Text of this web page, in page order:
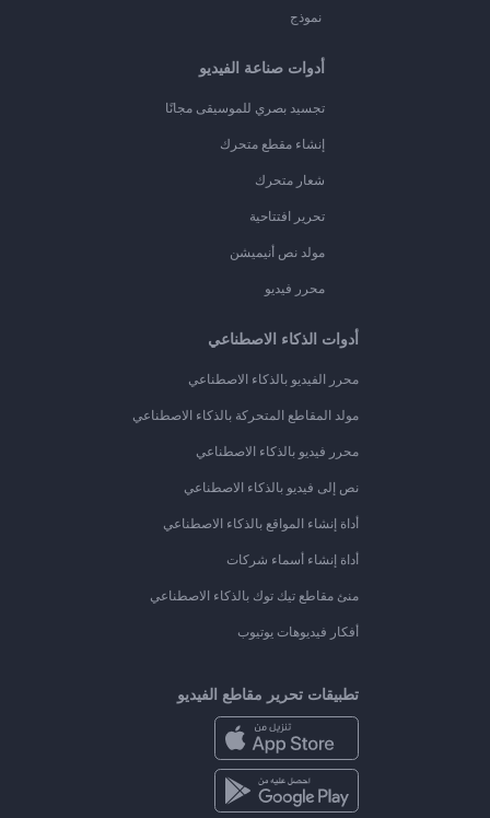
نموذج
أدوات صناعة الفيديو
تجسيد بصري للموسيقى مجانًا
إنشاء مقطع متحرك
شعار متحرك
تحرير افتتاحية
مولد نص أنيميشن
محرر فيديو
أدوات الذكاء الاصطناعي
محرر الفيديو بالذكاء الاصطناعي
مولد المقاطع المتحركة بالذكاء الاصطناعي
محرر فيديو بالذكاء الاصطناعي
نص إلى فيديو بالذكاء الاصطناعي
أداة إنشاء المواقع بالذكاء الاصطناعي
أداة إنشاء أسماء شركات
منئ مقاطع تيك توك بالذكاء الاصطناعي
أفكار فيديوهات يوتيوب
تطبيقات تحرير مقاطع الفيديو